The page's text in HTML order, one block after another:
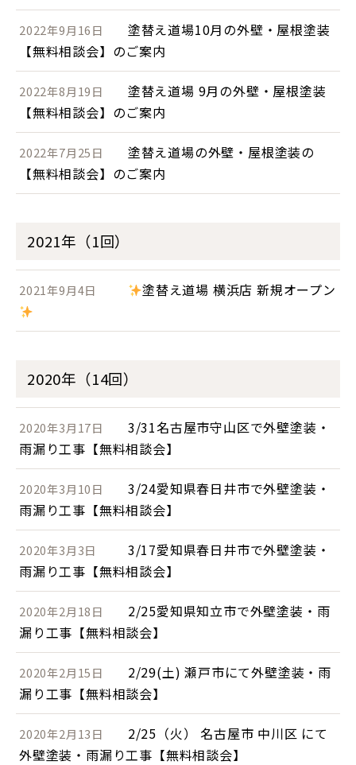
2022年9月16日
塗替え道場10月の外壁・屋根塗装
【無料相談会】のご案内
2022年8月19日
塗替え道場 9月の外壁・屋根塗装
【無料相談会】のご案内
2022年7月25日
塗替え道場の外壁・屋根塗装の
【無料相談会】のご案内
2021年（1回）
2021年9月4日 塗替え道場 横浜店 新規オープン
2020年（14回）
2020年3月17日
3/31名古屋市守山区で外壁塗装・
雨漏り工事【無料相談会】
2020年3月10日
3/24愛知県春日井市で外壁塗装・
雨漏り工事【無料相談会】
2020年3月3日
3/17愛知県春日井市で外壁塗装・
雨漏り工事【無料相談会】
2020年2月18日
2/25愛知県知立市で外壁塗装・雨
漏り工事【無料相談会】
2020年2月15日
2/29(土) 瀬戸市にて外壁塗装・雨
漏り工事【無料相談会】
2020年2月13日
2/25（火） 名古屋市 中川区 にて
外壁塗装・雨漏り工事【無料相談会】